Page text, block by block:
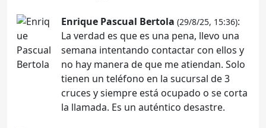
Enrique Pascual Bertola (29/8/25, 15:36):
La verdad es que es una pena, llevo una
semana intentando contactar con ellos y
no hay manera de que me atiendan. Solo
tienen un teléfono en la sucursal de 3
cruces y siempre está ocupado o se corta
la llamada. Es un auténtico desastre.